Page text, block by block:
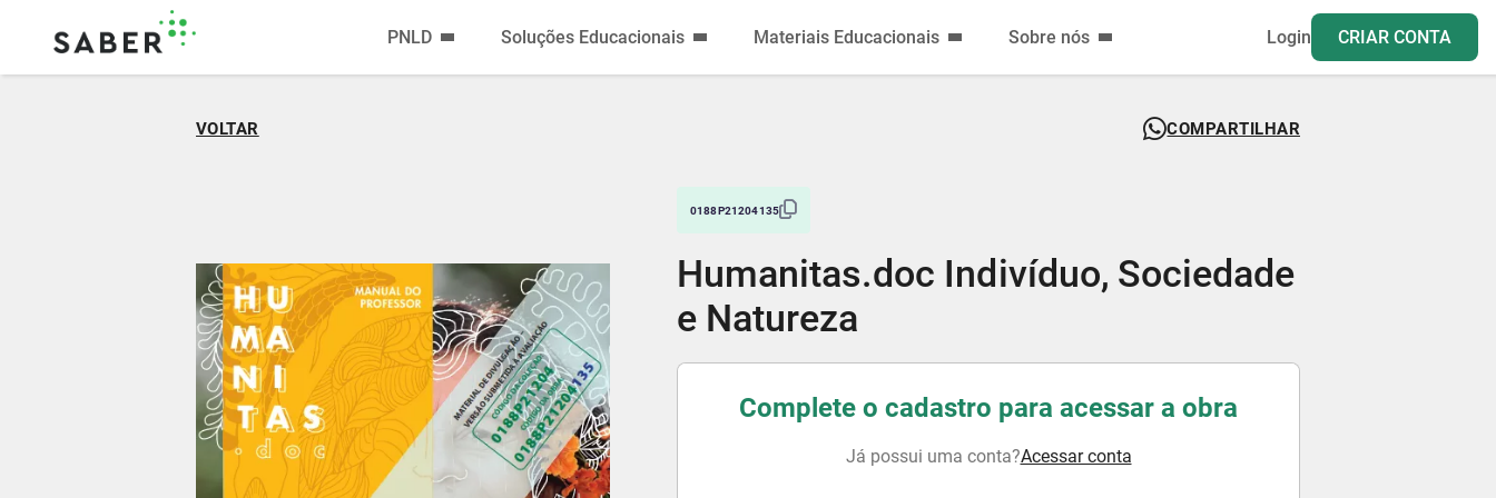
PNLD Soluções Educacionais Materiais Educacionais Sobre nós Login CRIAR CONTA
VOLTAR COMPARTILHAR
0188P21204135
Humanitas.doc Indivíduo, Sociedade
e Natureza
Complete o cadastro para acessar a obra
Já possui uma conta?Acessar conta